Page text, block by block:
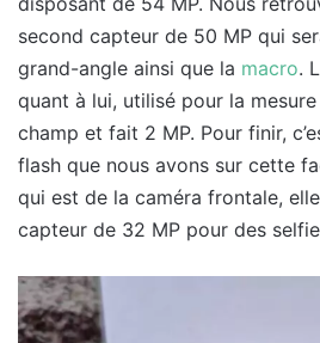
second capteur de 50 MP qui
grand-angle ainsi que la macro.
quant à lui, utilisé pour la
champ et fait 2 MP. Pour finir,
flash que nous avons sur cette
qui est de la caméra frontale,
capteur de 32 MP pour des